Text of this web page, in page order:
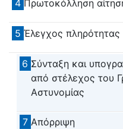
4 Πρωτοκόλληση
5 Έλεγχος πληρότητας
6 Σύνταξη και
από στέλεχος του
Αστυνομίας
7 Απόρριψη